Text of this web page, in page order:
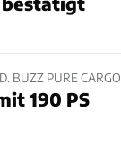
BUZZ PURE CARGO
190 PS